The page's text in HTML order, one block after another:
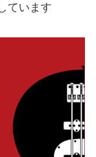
ています